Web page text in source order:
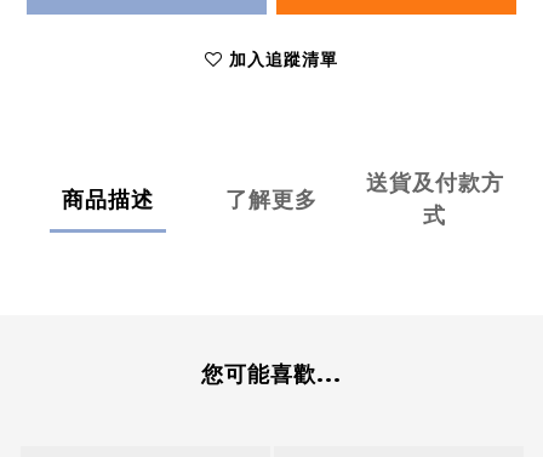
加入追蹤清單
商品描述 了解更多
送貨及付款方
式
您可能喜歡...